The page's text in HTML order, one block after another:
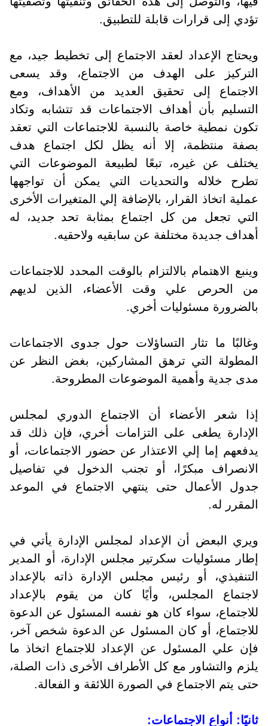
تؤدي إلى قرارات قابلة للتطبيق.
ويحتاج الإعداد لعقد الاجتماع إلى تخطيط جيد، مع
التركيز على الهدف من الاجتماع، وقد يسعى
الاجتماع إلى تحقيق العديد من الأهداف، ومع
التسليم بأن أهداف الاجتماعات قد تتشابه وتكاد
تكون نمطية خاصة بالنسبة للاجتماعات التي تعقد
بصفة منتظمة، إلا أنه يظل لكل اجتماع هدف
يختلف عن غيره، تبعًا لطبيعة الموضوعات التي
تطرح خلاله والتحديات التي يمكن أن تواجهها
عملية اتخاذ القرار، بالإضافة إلي المتغيرات الأخرى
التي تجعل من كل اجتماع بمثابة تحد جديد، له
أهداف جديدة مختلفة عن سابقيه ولاحقيه.
وينبع الاهتمام بالالتزام بالوقت المحدد للاجتماعات
من الحرص علي وقت الأعضاء، الذين لديهم
بالضرورة مسئوليات أخري.
وغالبًا ما تثار التساؤلات حول جدوى الاجتماعات
المطولة التي ترهق المشاركين، بغض النظر عن
مدى جدية وأهمية الموضوعات المطروحة.
إذا شعر الأعضاء أن الاجتماع الدوري لمجلس
الإدارة يطغى على التزامات أخري، فإن ذلك قد
يدفعهم إما إلي الاعتذار عن حضور الاجتماعات، أو
الانصراف مبكرًا، أو تجنب الدخول في تفاصيل
جدول الأعمال حتى ينتهي الاجتماع في الموعد
المقرر له.
ويري البعض أن الإعداد لمجلس الإدارة يأتي في
إطار مسئوليات سكرتير مجلس الإدارة، أو المدير
التنفيذي، أو رئيس مجلس الإدارة ذاته بالإعداد
لاجتماع المجلس، وأيًا كان من يقوم بالإعداد
للاجتماع، سواء كان هو نفسه المسئول عن الدعوة
للاجتماع، أو كان المسئول عن الدعوة شخص آخر،
فإن علي المسئول عن الإعداد للاجتماع اتخاذ ما
يلزم والتشاور مع كل الأطراف الأخرى ذات الصلة،
حتى يتم الاجتماع في الصورة اللائقة و الفعالة.
ثانيًا: أنواع الاجتماعات: